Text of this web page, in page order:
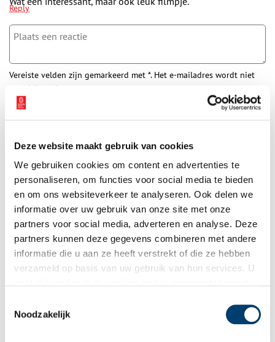
Deze website maakt gebruik van cookies
We gebruiken cookies om content en advertenties te
personaliseren, om functies voor social media te bieden
en om ons websiteverkeer te analyseren. Ook delen we
informatie over uw gebruik van onze site met onze
partners voor social media, adverteren en analyse. Deze
partners kunnen deze gegevens combineren met andere
informatie die u aan ze heeft verstrekt of die ze hebben
verzameld op basis van uw gebruik van hun services. U
Noodzakelijk
Reply
Vereiste velden zijn gemarkeerd met *. Het e-mailadres wordt niet
gepubliceerd.
Naam
Vink dit aan als u op de hoogte gehouden wil worden.
Bekijk meer video's